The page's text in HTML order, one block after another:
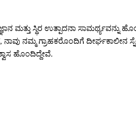
ಮತ್ತು ಸ್ಥಿರ ಉತ್ಪಾದನಾ ಸಾಮರ್ಥ್ಯವನ್ನು
ನಮ್ಮ ಗ್ರಾಹಕರೊಂದಿಗೆ ದೀರ್ಘಕಾಲೀನ
ಹೊಂದಿದ್ದೇವೆ.